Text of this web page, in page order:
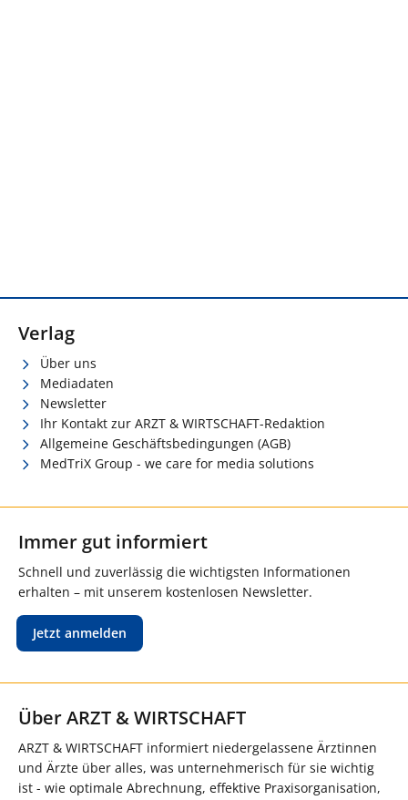
Verlag
Über uns
Mediadaten
Newsletter
Ihr Kontakt zur ARZT & WIRTSCHAFT-Redaktion
Allgemeine Geschäftsbedingungen (AGB)
MedTriX Group - we care for media solutions
Immer gut informiert
Schnell und zuverlässig die wichtigsten Informationen
erhalten – mit unserem kostenlosen Newsletter.
Jetzt anmelden
Über ARZT & WIRTSCHAFT
ARZT & WIRTSCHAFT informiert niedergelassene Ärztinnen
und Ärzte über alles, was unternehmerisch für sie wichtig
ist - wie optimale Abrechnung, effektive Praxisorganisation,